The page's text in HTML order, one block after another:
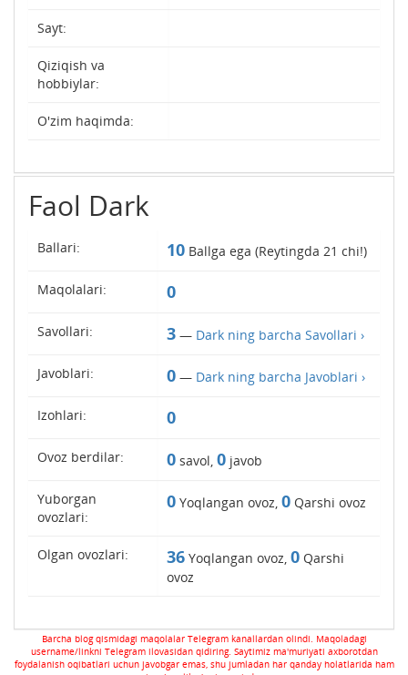
Sayt:
Qiziqish va
hobbiylar:
O'zim haqimda:
Faol Dark
Ballari: 10 Ballga ega (Reytingda 21 chi!)
Maqolalari: 0
Savollari: 3 — Dark ning barcha Savollari ›
Javoblari: 0 — Dark ning barcha Javoblari ›
Izohlari: 0
Ovoz berdilar: 0 savol, 0 javob
Yuborgan
ovozlari:
0 Yoqlangan ovoz, 0 Qarshi ovoz
Olgan ovozlari: 36 Yoqlangan ovoz, 0 Qarshi
ovoz
Barcha blog qismidagi maqolalar Telegram kanallardan olindi. Maqoladagi
username/linkni Telegram ilovasidan qidiring. Saytimiz ma'muriyati axborotdan
foydalanish oqibatlari uchun javobgar emas, shu jumladan har qanday holatlarida ham